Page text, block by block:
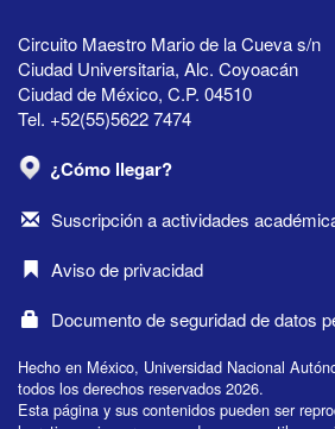
Circuito Maestro Mario de la Cueva s/n
Ciudad Universitaria, Alc. Coyoacán
Ciudad de México, C.P. 04510
Tel. +52(55)5622 7474
¿Cómo llegar?
Suscripción a actividades
Aviso de privacidad
Documento de seguridad de datos
Hecho en México, Universidad Nacional
todos los derechos reservados 2026.
Esta página y sus contenidos pueden ser